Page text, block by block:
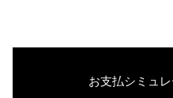
お支払シミュ